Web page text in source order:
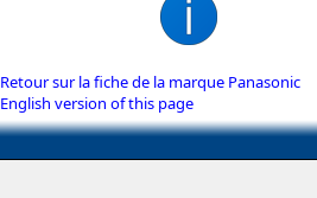
Retour sur la fiche de la marque Panasonic
English version of this page